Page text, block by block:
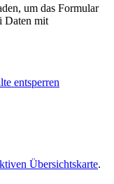
um das Formular
Daten mit
entsperren
Übersichtskarte.